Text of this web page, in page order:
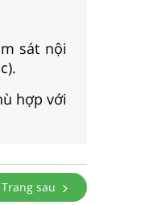
sát nội
hợp với
Trang sau